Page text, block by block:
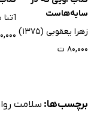
سایه‌هاست
زهرا یعقوبی (1375)
۸۰,۰۰۰ ت
برچسب‌ها: سلامت